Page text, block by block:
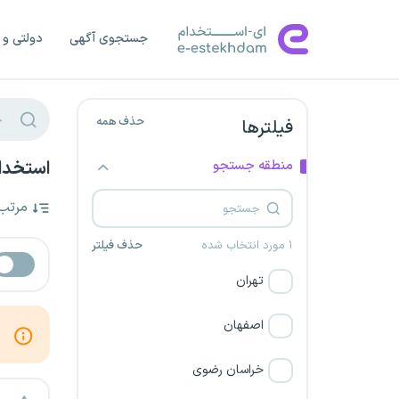
جستجوی آگهی دولتی
فیلترها حذف همه
منطقه جستجو
۱ مورد انتخاب شده حذف فیلتر
تهران
اصفهان
خراسان رضوی